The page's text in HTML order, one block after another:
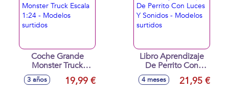
Coche Grande
Monster Truck
Escala 1:24 -
Modelos surtidos
3 años 19,99 €
Libro Aprendizaje
De Perrito Con
Luces Y Sonidos -
Modelos surtidos
4 meses 21,95 €